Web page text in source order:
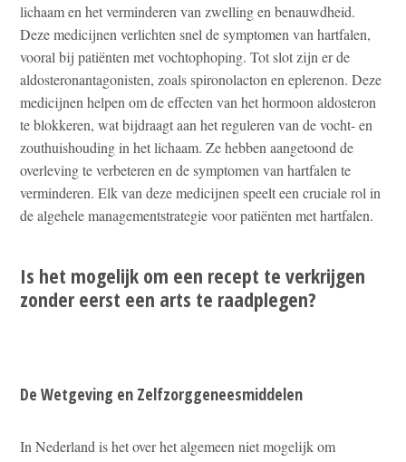
lichaam en het verminderen van zwelling en benauwdheid.
Deze medicijnen verlichten snel de symptomen van hartfalen,
vooral bij patiënten met vochtophoping. Tot slot zijn er de
aldosteronantagonisten, zoals spironolacton en eplerenon. Deze
medicijnen helpen om de effecten van het hormoon aldosteron
te blokkeren, wat bijdraagt aan het reguleren van de vocht- en
zouthuishouding in het lichaam. Ze hebben aangetoond de
overleving te verbeteren en de symptomen van hartfalen te
verminderen. Elk van deze medicijnen speelt een cruciale rol in
de algehele managementstrategie voor patiënten met hartfalen.
Is het mogelijk om een recept te verkrijgen
zonder eerst een arts te raadplegen?
De Wetgeving en Zelfzorggeneesmiddelen
In Nederland is het over het algemeen niet mogelijk om